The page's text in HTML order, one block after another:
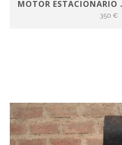
MOTOR ESTACIONARIO
350 €